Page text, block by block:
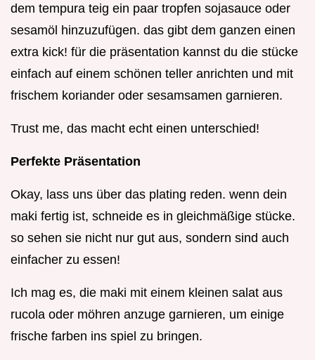
dem tempura teig ein paar tropfen sojasauce oder
sesamöl hinzuzufügen. das gibt dem ganzen einen
extra kick! für die präsentation kannst du die stücke
einfach auf einem schönen teller anrichten und mit
frischem koriander oder sesamsamen garnieren.
Trust me, das macht echt einen unterschied!
Perfekte Präsentation
Okay, lass uns über das plating reden. wenn dein
maki fertig ist, schneide es in gleichmäßige stücke.
so sehen sie nicht nur gut aus, sondern sind auch
einfacher zu essen!
Ich mag es, die maki mit einem kleinen salat aus
rucola oder möhren anzuge garnieren, um einige
frische farben ins spiel zu bringen.